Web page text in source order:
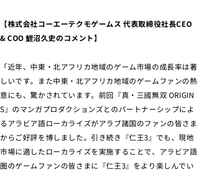
【株式会社コーエーテクモゲームス 代表取締役社長CEO
& COO 鯉沼久史のコメント】
「近年、中東・北アフリカ地域のゲーム市場の成長率は著
しいです。また中東・北アフリカ地域のゲームファンの熱
意にも、驚かされています。前回『真・三國無双 ORIGIN
S』のマンガプロダクションズとのパートナーシップによ
るアラビア語ローカライズがアラブ諸国のファンの皆さま
からご好評を博しました。引き続き『仁王3』でも、現地
市場に適したローカライズを実施することで、アラビア語
圏のゲームファンの皆さまに『仁王3』をより楽しんでい